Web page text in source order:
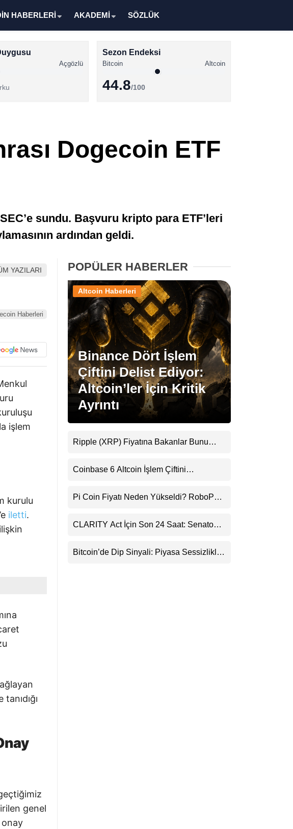
Altcoin Haberleri
Facebook
Instagram
Youtube
TikTok
HABERLERİ AKADEMİ SÖZLÜK
Açgözlü
Sezon Endeksi
Bitcoin Altcoin
44.8/100
Dogecoin ETF
sundu. Başvuru kripto para ETF’leri
ardından geldi.
YAZILARI
Haberleri
işlem
kurulu
iletti.
genel
onay
POPÜLER HABERLER
Binance Dört İşlem
Çiftini Delist Ediyor:
Altcoin’ler İçin Kritik
Ayrıntı
Altcoin Haberleri
Ripple (XRP) Fiyatına Bakanlar Bunu
Uyarı
Coinbase 6 Altcoin İşlem Çiftini
Pi Coin Fiyatı Neden Yükseldi? RoboPay
Destekledi
CLARITY Act İçin Son 24 Saat: Senato
Beklentisini Bozabilir
Bitcoin’de Dip Sinyali: Piyasa Sessizlikle